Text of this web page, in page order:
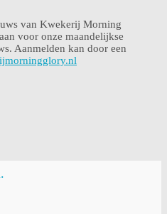
van Kwekerij Morning
voor onze maandelijkse
Aanmelden kan door een